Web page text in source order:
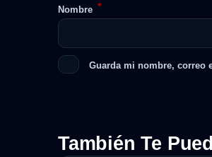
Nombre *
Guarda mi nombre, correo
También Te